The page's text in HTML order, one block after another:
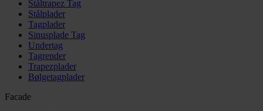
Ståltrapez Tag
Stålplader
Tagplader
Sinusplade Tag
Undertag
Tagrender
Trapezplader
Bølgetagplader
Facade